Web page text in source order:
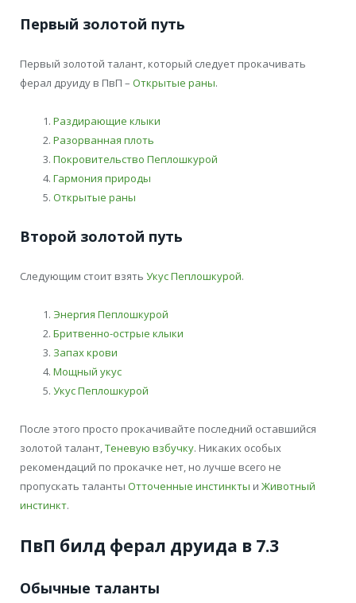
Первый золотой путь
Первый золотой талант, который следует прокачивать
ферал друиду в ПвП – Открытые раны.
Раздирающие клыки
Разорванная плоть
Покровительство Пеплошкурой
Гармония природы
Открытые раны
Второй золотой путь
Следующим стоит взять Укус Пеплошкурой.
Энергия Пеплошкурой
Бритвенно-острые клыки
Запах крови
Мощный укус
Укус Пеплошкурой
После этого просто прокачивайте последний оставшийся
золотой талант,Теневую взбучку. Никаких особых
рекомендаций по прокачке нет, но лучше всего не
пропускать таланты Отточенные инстинкты и Животный
инстинкт.
ПвП билд ферал друида в 7.3
Обычные таланты